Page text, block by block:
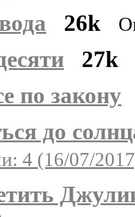
26k
27k
по закону
до
4 (16/07/